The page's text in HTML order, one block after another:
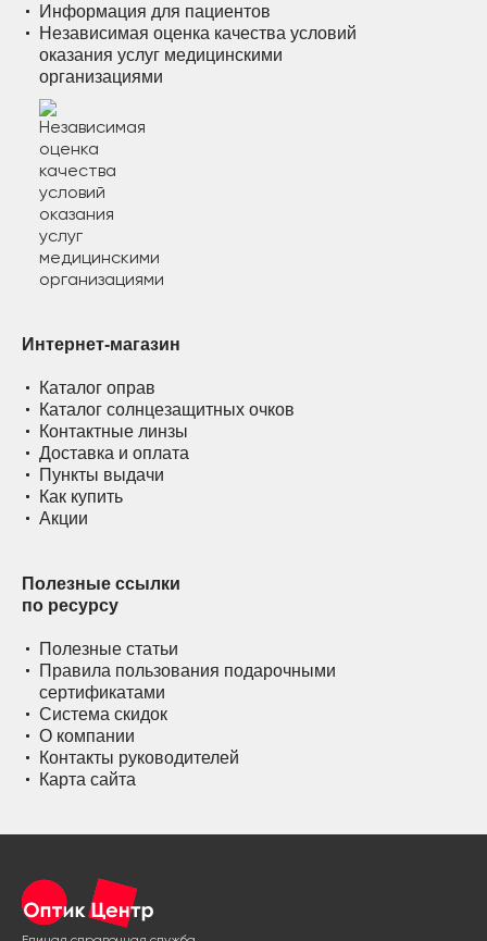
Информация для пациентов
Независимая оценка качества условий
оказания услуг медицинскими
организациями
Интернет-магазин
Каталог оправ
Каталог солнцезащитных очков
Контактные линзы
Доставка и оплата
Пункты выдачи
Как купить
Акции
Полезные ссылки
по ресурсу
Полезные статьи
Правила пользования подарочными
сертификатами
Система скидок
О компании
Контакты руководителей
Карта сайта